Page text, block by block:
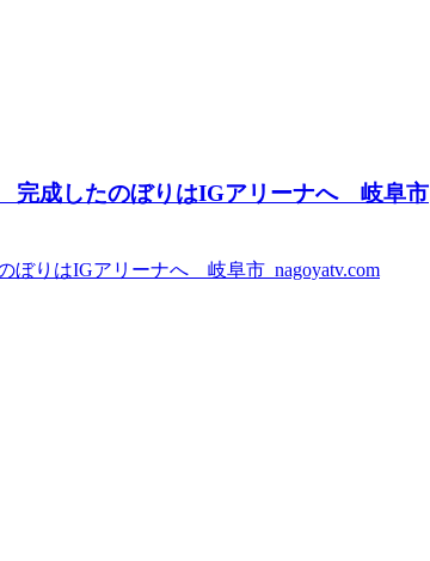
完成したのぼりはIGアリーナへ 岐阜市
ぼりはIGアリーナへ 岐阜市 nagoyatv.com